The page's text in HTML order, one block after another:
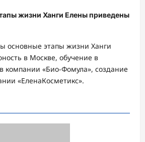
жизни Ханги Елены приведены
основные этапы жизни Ханги
в Москве, обучение в
компании «Био-Фомула», создание
«ЕленаКосметикс».